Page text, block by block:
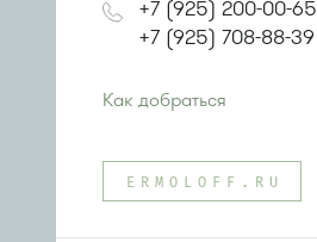
+7 (925) 200-00-65
+7 (925) 708-88-39
Как добраться
Автобус № 22.
Маршрутка № 460м
ERMOLOFF.RU